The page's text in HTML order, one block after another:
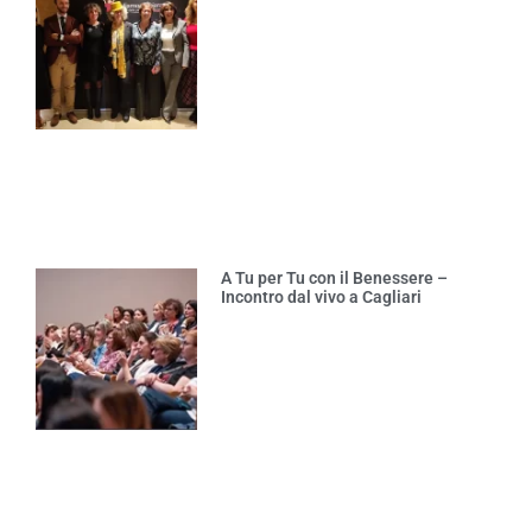
A Tu per Tu con il Benessere –
Incontro dal vivo a Cagliari